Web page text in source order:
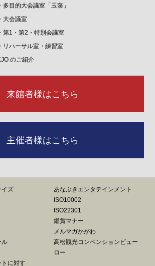
・多目的大会議室「玉藻」
・大会議室
・第1・第2・特別会議室
・リハーサル室・練習室
のご紹介
来館者様はこちら
主催者様はこちら
イズ
あなぶきエンタテインメント
ISO10002
ISO22301
鑑賞マナー
メルマガかがわ
ル
高松観光コンベンションビュー
ロー
トに対す